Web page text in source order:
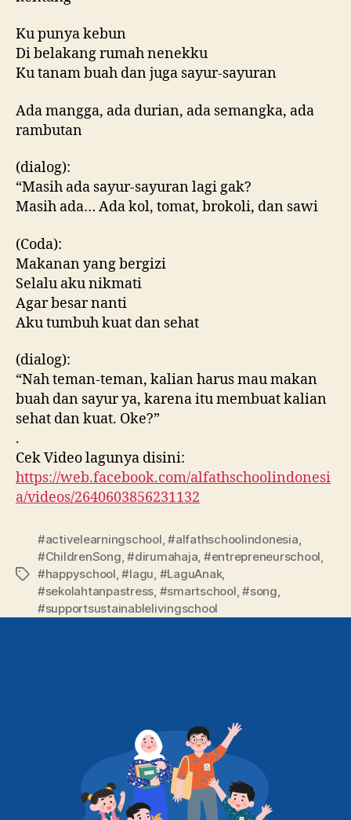
Ku punya kebun
Di belakang rumah nenekku
Ku tanam buah dan juga sayur-sayuran
Ada mangga, ada durian, ada semangka, ada
rambutan
(dialog):
“Masih ada sayur-sayuran lagi gak?
Masih ada… Ada kol, tomat, brokoli, dan sawi
(Coda):
Makanan yang bergizi
Selalu aku nikmati
Agar besar nanti
Aku tumbuh kuat dan sehat
(dialog):
“Nah teman-teman, kalian harus mau makan
buah dan sayur ya, karena itu membuat kalian
sehat dan kuat. Oke?”
.
Cek Video lagunya disini:
https://web.facebook.com/alfathschoolindonesi
a/videos/2640603856231132
#activelearningschool,#alfathschoolindonesia,
#ChildrenSong,#dirumahaja, #entrepreneurschool,
#happyschool,#lagu, #LaguAnak,
#sekolahtanpastress, #smartschool,#song,
#supportsustainablelivingschool